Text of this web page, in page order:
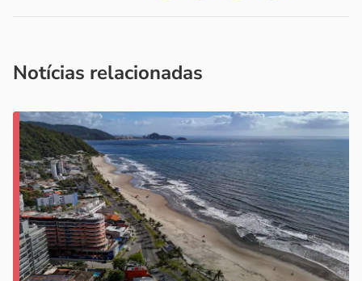
Notícias relacionadas